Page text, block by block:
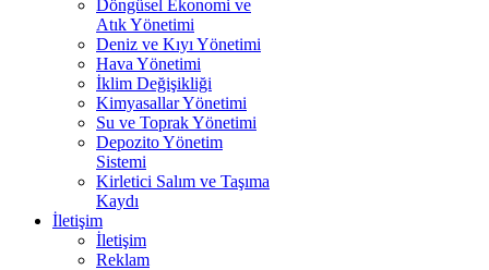
Döngüsel Ekonomi ve
Atık Yönetimi
Deniz ve Kıyı Yönetimi
Hava Yönetimi
İklim Değişikliği
Kimyasallar Yönetimi
Su ve Toprak Yönetimi
Depozito Yönetim
Sistemi
Kirletici Salım ve Taşıma
Kaydı
İletişim
İletişim
Reklam